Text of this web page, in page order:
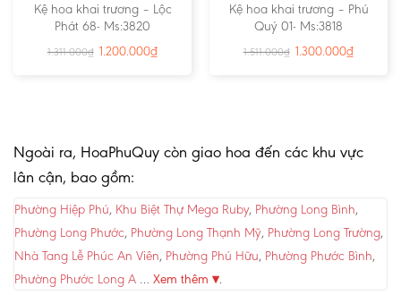
Kệ hoa khai trương – Lộc
Phát 68- Ms:3820
1.311.000₫ 1.200.000₫
Kệ hoa khai trương – Phú
Quý 01- Ms:3818
1.511.000₫ 1.300.000₫
Ngoài ra, HoaPhuQuy còn giao hoa đến các khu vực
lân cận, bao gồm:
Phường Hiệp Phú, Khu Biệt Thự Mega Ruby, Phường Long Bình,
Phường Long Phước, Phường Long Thạnh Mỹ, Phường Long Trường,
Nhà Tang Lễ Phúc An Viên, Phường Phú Hữu, Phường Phước Bình,
Phường Phước Long A … Xem thêm ▾.